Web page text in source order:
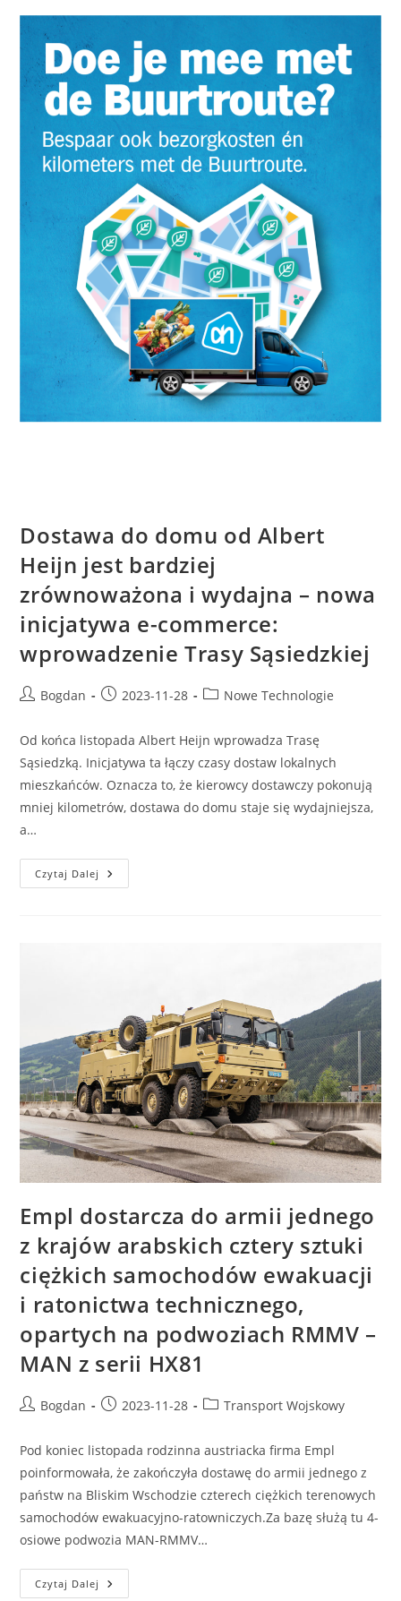
Programie
Bezemisyjnych
Ciężarówek
Dalekobieżnych,
Zainicjowanym
Przez
Rząd
Wielkiej
Brytanii
I
Innovate
UK
Dostawa do domu od Albert
Heijn jest bardziej
zrównoważona i wydajna – nowa
inicjatywa e-commerce:
wprowadzenie Trasy Sąsiedzkiej
PostBogdan
Post2023-11-28
PostNowe Technologie
Od końca listopada Albert Heijn wprowadza Trasę
Sąsiedzką. Inicjatywa ta łączy czasy dostaw lokalnych
mieszkańców. Oznacza to, że kierowcy dostawczy pokonują
mniej kilometrów, dostawa do domu staje się wydajniejsza,
a…
Czytaj Dalej Dostawa
Do
Nowa
Inicjatywa
E-
Commerce:
Wprowadzenie
Trasy
Sąsiedzkiej
Empl dostarcza do armii jednego
z krajów arabskich cztery sztuki
ciężkich samochodów ewakuacji
i ratonictwa technicznego,
opartych na podwoziach RMMV –
MAN z serii HX81
PostBogdan
Post2023-11-28
PostTransport Wojskowy
Pod koniec listopada rodzinna austriacka firma Empl
poinformowała, że zakończyła dostawę do armii jednego z
państw na Bliskim Wschodzie czterech ciężkich terenowych
samochodów ewakuacyjno-ratowniczych.Za bazę służą tu 4-
osiowe podwozia MAN-RMMV…
Czytaj Dalej Empl
Dostarcza